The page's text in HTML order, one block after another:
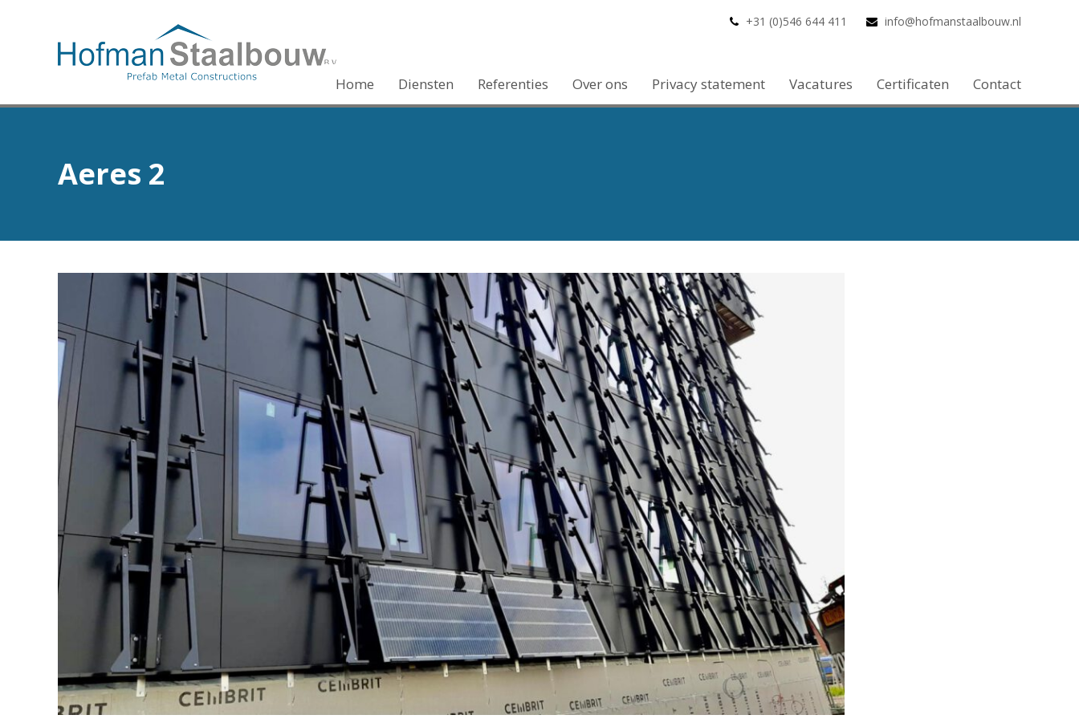
+31 (0)546 644 411 info@hofmanstaalbouw.nl
Home Diensten Referenties Over ons Privacy statement Vacatures Certificaten Contact
Aeres 2